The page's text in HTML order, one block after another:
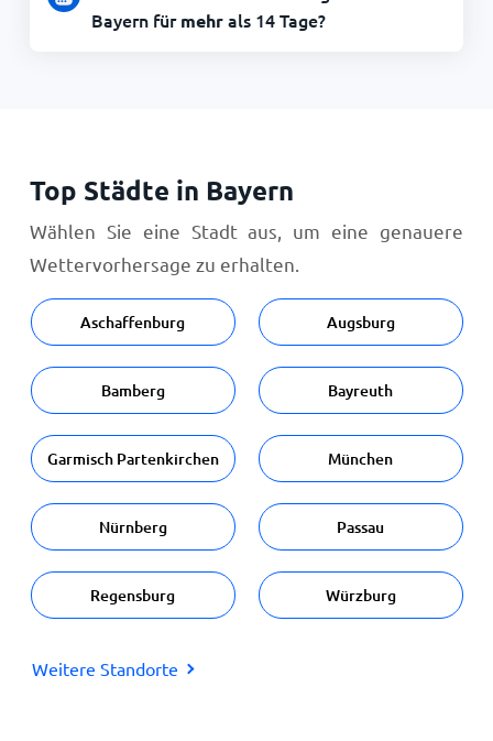
Bayern fürmehrals 14 Tage?
Top Städte in Bayern
Wählen Sie eine Stadt aus, um eine genauere
Wettervorhersage zu erhalten.
Aschaffenburg Augsburg
Bamberg Bayreuth
Garmisch Partenkirchen München
Nürnberg Passau
Regensburg Würzburg
Weitere Standorte